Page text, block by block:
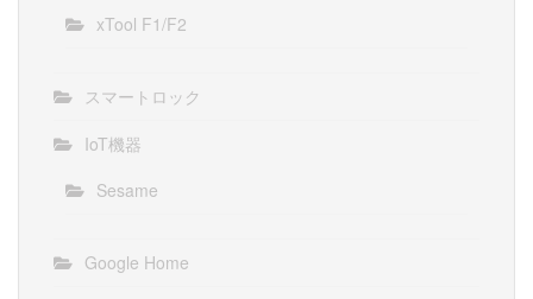
xTool F1/F2
スマートロック
IoT機器
Sesame
Google Home